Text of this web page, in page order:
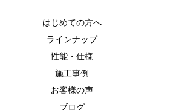
はじめての方へ
ラインナップ
性能・仕様
施工事例
お客様の声
ブログ